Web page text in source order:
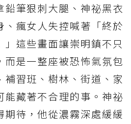
鉛筆狠刺大腿、神祕黑衣
、瘋女人失控喊著「終於
這些畫面讓崇明鎮不只
而是一整座被恐怖氣氛包
補習班、樹林、街道、家
能藏著不合理的事。神祕
期待，他從濃霧深處緩緩